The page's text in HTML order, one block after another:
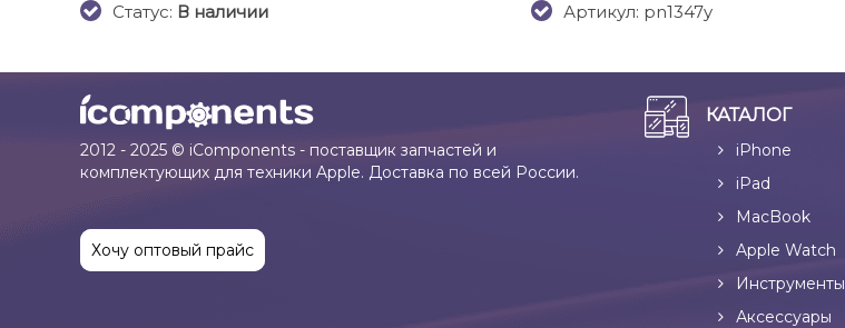
Cтатус: В наличии Артикул: pn1347y
2012 - 2025 © iComponents - поставщик запчастей и
комплектующих для техники Apple. Доставка по всей России.
Хочу оптовый прайс
КАТАЛОГ
iPhone
iPad
MacBook
Apple Watch
Инструменты
Аксессуары